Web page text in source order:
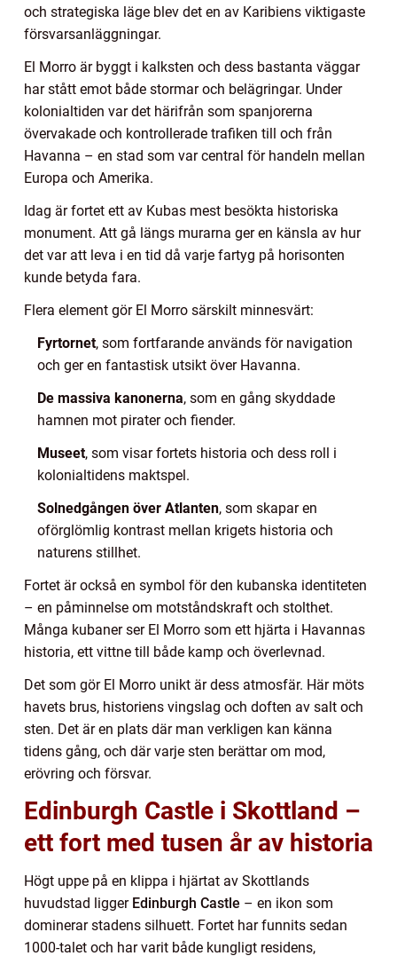
och strategiska läge blev det en av Karibiens viktigaste
försvarsanläggningar.
El Morro är byggt i kalksten och dess bastanta väggar
har stått emot både stormar och belägringar. Under
kolonialtiden var det härifrån som spanjorerna
övervakade och kontrollerade trafiken till och från
Havanna – en stad som var central för handeln mellan
Europa och Amerika.
Idag är fortet ett av Kubas mest besökta historiska
monument. Att gå längs murarna ger en känsla av hur
det var att leva i en tid då varje fartyg på horisonten
kunde betyda fara.
Flera element gör El Morro särskilt minnesvärt:
Fyrtornet, som fortfarande används för navigation
och ger en fantastisk utsikt över Havanna.
De massiva kanonerna, som en gång skyddade
hamnen mot pirater och fiender.
Museet, som visar fortets historia och dess roll i
kolonialtidens maktspel.
Solnedgången över Atlanten, som skapar en
oförglömlig kontrast mellan krigets historia och
naturens stillhet.
Fortet är också en symbol för den kubanska identiteten
– en påminnelse om motståndskraft och stolthet.
Många kubaner ser El Morro som ett hjärta i Havannas
historia, ett vittne till både kamp och överlevnad.
Det som gör El Morro unikt är dess atmosfär. Här möts
havets brus, historiens vingslag och doften av salt och
sten. Det är en plats där man verkligen kan känna
tidens gång, och där varje sten berättar om mod,
erövring och försvar.
Edinburgh Castle i Skottland –
ett fort med tusen år av historia
Högt uppe på en klippa i hjärtat av Skottlands
huvudstad ligger Edinburgh Castle – en ikon som
dominerar stadens silhuett. Fortet har funnits sedan
1000-talet och har varit både kungligt residens,